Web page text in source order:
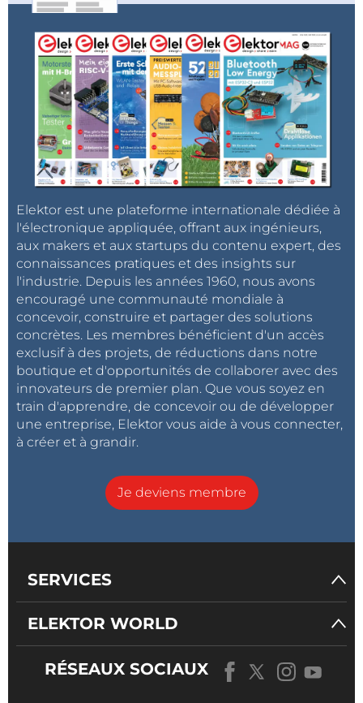
Elektor est une plateforme internationale dédiée à
l'électronique appliquée, offrant aux ingénieurs,
aux makers et aux startups du contenu expert, des
connaissances pratiques et des insights sur
l'industrie. Depuis les années 1960, nous avons
encouragé une communauté mondiale à
concevoir, construire et partager des solutions
concrètes. Les membres bénéficient d'un accès
exclusif à des projets, de réductions dans notre
boutique et d'opportunités de collaborer avec des
innovateurs de premier plan. Que vous soyez en
train d'apprendre, de concevoir ou de développer
une entreprise, Elektor vous aide à vous connecter,
à créer et à grandir.
Je deviens membre
SERVICES
ELEKTOR WORLD
RÉSEAUX SOCIAUX